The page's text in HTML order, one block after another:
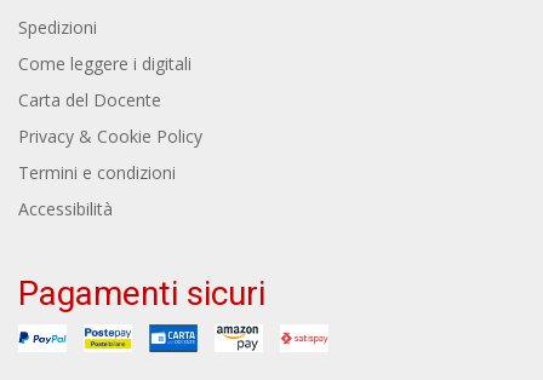
Spedizioni
Come leggere i digitali
Carta del Docente
Privacy & Cookie Policy
Termini e condizioni
Accessibilità
Pagamenti sicuri